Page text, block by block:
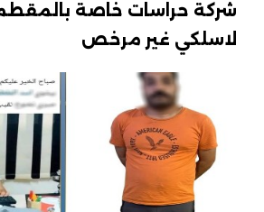
شركة حراسات خاصة
لاسلكي غير مرخص